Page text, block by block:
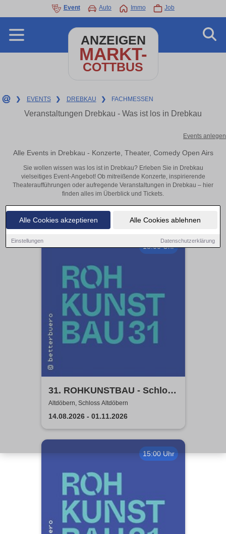
Alle Cookies akzeptieren Alle Cookies ablehnen
Einstellungen Datenschutzerklärung
Event Auto Immo Job
ANZEIGEN
MARKT-
COTTBUS
❯ EVENTS ❯ DREBKAU ❯ FACHMESSEN
Veranstaltungen Drebkau - Was ist los in Drebkau
Events anlegen
Alle Events in Drebkau - Konzerte, Theater, Comedy Open Airs
Sie wollen wissen was los ist in Drebkau? Erleben Sie in Drebkau
vielseitiges Event-Angebot! Ob mitreißende Konzerte, inspirierende
Theateraufführungen oder aufregende Veranstaltungen in Drebkau – hier
finden alles im Überblick und Tickets.
13:00 Uhr
31. ROHKUNSTBAU - Schloss
Altdöbern
Altdöbern, Schloss Altdöbern
14.08.2026 - 01.11.2026
15:00 Uhr